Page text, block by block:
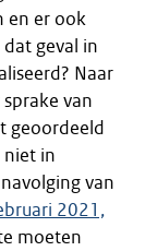
en er ook
geval in
Naar
van
geoordeeld
niet in
van
2021,
moeten